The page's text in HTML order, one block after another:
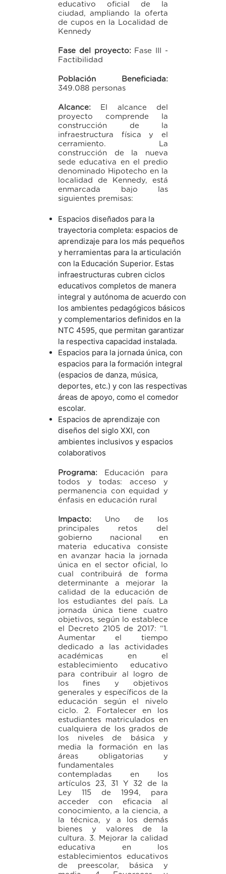
educativo oficial de la
ciudad, ampliando la oferta
de cupos en la Localidad de
Kennedy
Fase del proyecto: Fase III -
Factibilidad
Población Beneficiada:
349.088 personas
Alcance:
El alcance del
proyecto comprende la
construcción de la
infraestructura física y el
cerramiento. La
construcción de la nueva
sede educativa en el predio
denominado Hipotecho en la
localidad de Kennedy, está
enmarcada bajo las
siguientes premisas:
Espacios diseñados para la
trayectoria completa: espacios de
aprendizaje para los más pequeños
y herramientas para la articulación
con la Educación Superior. Estas
infraestructuras cubren ciclos
educativos completos de manera
integral y autónoma de acuerdo con
los ambientes pedagógicos básicos
y complementarios definidos en la
NTC 4595, que permitan garantizar
la respectiva capacidad instalada.
Espacios para la jornada única, con
espacios para la formación integral
(espacios de danza, música,
deportes, etc.) y con las respectivas
áreas de apoyo, como el comedor
escolar.
Espacios de aprendizaje con
diseños del siglo XXI, con
ambientes inclusivos y espacios
colaborativos
Programa:
Educación para
todos y todas: acceso y
permanencia con equidad y
énfasis en educación rural
Impacto:
Uno de los
principales retos del
gobierno nacional en
materia educativa consiste
en avanzar hacia la jornada
única en el sector oficial, lo
cual contribuirá de forma
determinante a mejorar la
calidad de la educación de
los estudiantes del país. La
jornada única tiene cuatro
objetivos, según lo establece
el Decreto 2105 de 2017: “1.
Aumentar el tiempo
dedicado a las actividades
académicas en el
establecimiento educativo
para contribuir al logro de
los fines y objetivos
generales y específicos de la
educación según el nivelo
ciclo. 2. Fortalecer en los
estudiantes matriculados en
cualquiera de los grados de
los niveles de básica y
media la formación en las
áreas obligatorias y
fundamentales
contempladas en los
artículos 23, 31 Y 32 de la
Ley 115 de 1994, para
acceder con eficacia al
conocimiento, a la ciencia, a
la técnica, y a los demás
bienes y valores de la
cultura. 3. Mejorar la calidad
educativa en los
establecimientos educativos
de preescolar, básica y